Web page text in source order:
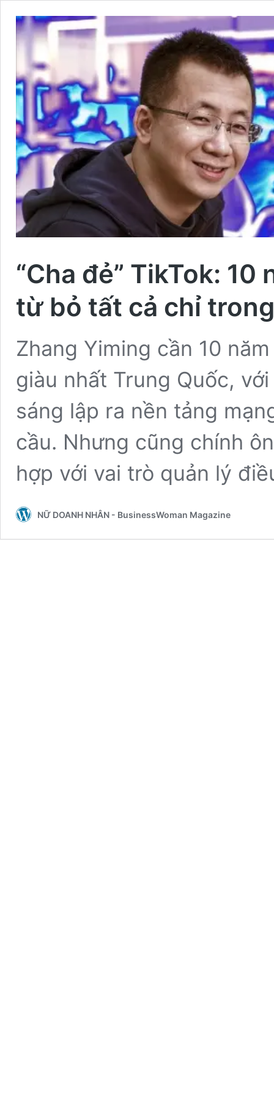
“Cha đẻ” TikTok:
từ bỏ tất cả chỉ
Zhang Yiming cần 10
giàu nhất Trung Quốc,
sáng lập ra nền tảng
cầu. Nhưng cũng chính
hợp với vai trò quản lý
NỮ DOANH NHÂN - BusinessWoman Magazine